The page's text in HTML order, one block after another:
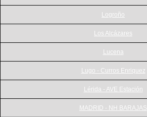
Logroño
Los Alcázares
Lucena
Lugo - Curros Enriquez
Lérida - AVE Estación
MADRID - NH BARAJAS